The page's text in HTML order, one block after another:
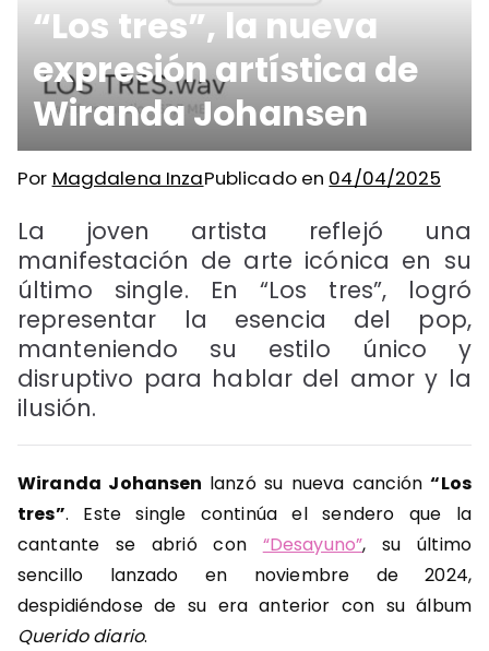
“Los tres”, la nueva
expresión artística de
Wiranda Johansen
Por Magdalena InzaPublicado en 04/04/2025
La joven artista reflejó una
manifestación de arte icónica en su
último single. En “Los tres”, logró
representar la esencia del pop,
manteniendo su estilo único y
disruptivo para hablar del amor y la
ilusión.
Wiranda Johansen lanzó su nueva canción“Los
tres”. Este single continúa el sendero que la
cantante se abrió con “Desayuno”, su último
sencillo lanzado en noviembre de 2024,
despidiéndose de su era anterior con su álbum
Querido diario.